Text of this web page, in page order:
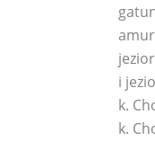
i
k.
k.